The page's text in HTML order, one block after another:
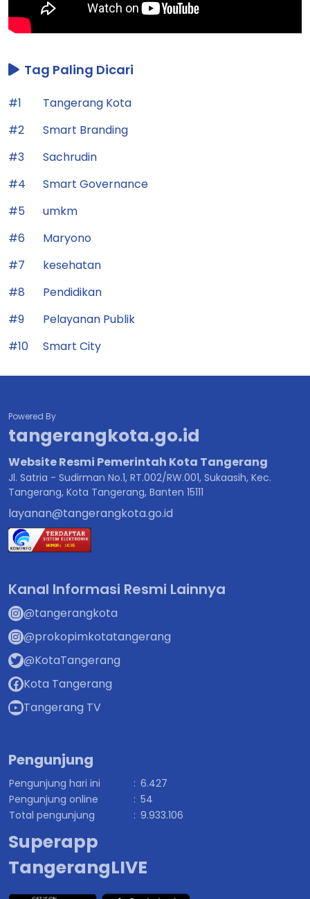
Tag Paling Dicari
#1
Tangerang Kota
#2
Smart Branding
#3
Sachrudin
#4
Smart Governance
#5
umkm
#6
Maryono
#7
kesehatan
#8
Pendidikan
#9
Pelayanan Publik
#10
Smart City
Powered By
tangerangkota.go.id
Website Resmi Pemerintah Kota Tangerang
Jl. Satria - Sudirman No.1, RT.002/RW.001, Sukaasih, Kec.
Tangerang, Kota Tangerang, Banten 15111
layanan@tangerangkota.go.id
Kanal Informasi Resmi Lainnya
@tangerangkota
@prokopimkotatangerang
@KotaTangerang
Kota Tangerang
Tangerang TV
Pengunjung
Pengunjung hari ini : 6.427
Pengunjung online
: 54
Total pengunjung
: 9.933.106
Superapp
TangerangLIVE